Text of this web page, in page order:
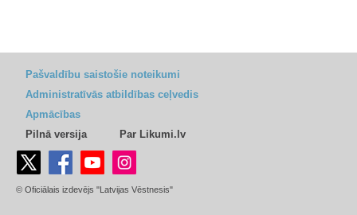
Pašvaldību saistošie noteikumi
Administratīvās atbildības ceļvedis
Apmācības
Pilnā versija
Par Likumi.lv
© Oficiālais izdevējs "Latvijas Vēstnesis"